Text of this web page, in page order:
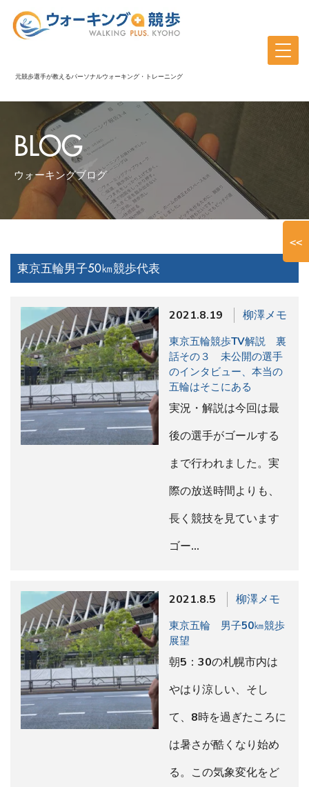
元競歩選手が教えるパーソナルウォーキング・トレーニング
BLOG
ウォーキングブログ
東京五輪男子50㎞競歩代表
2021.8.19 柳澤メモ
東京五輪競歩TV解説 裏
話その３ 未公開の選手
のインタビュー、本当の
五輪はそこにある
実況・解説は今回は最
後の選手がゴールする
まで行われました。実
際の放送時間よりも、
長く競技を見ています
ゴー…
2021.8.5 柳澤メモ
東京五輪 男子50㎞競歩
展望
朝5：30の札幌市内は
やはり涼しい、そし
て、8時を過ぎたころに
は暑さが酷くなり始め
る。この気象変化をど
<<